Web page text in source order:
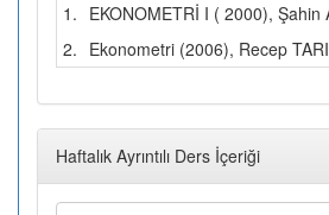
1. EKONOMETRİ I ( 2000), Şahin
2. Ekonometri (2006), Recep
Haftalık Ayrıntılı Ders İçeriği